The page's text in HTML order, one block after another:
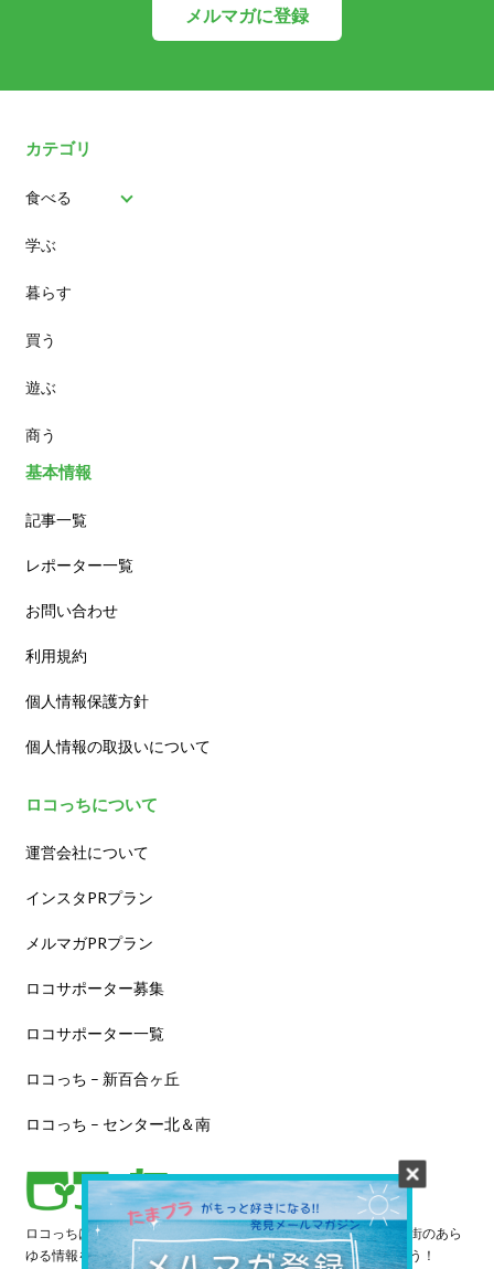
メルマガに登録
カテゴリ
食べる
パン
スイーツ
ランチ
カフェ
学ぶ
暮らす
買う
遊ぶ
商う
基本情報
記事一覧
レポーター一覧
お問い合わせ
利用規約
個人情報保護方針
個人情報の取扱いについて
ロコっちについて
運営会社について
インスタPRプラン
メルマガPRプラン
ロコサポーター募集
ロコサポーター一覧
ロコっち – 新百合ヶ丘
ロコっち – センター北＆南
ロコっちは、あなたのジモト体験を豊かにする情報サイトです。街のあら
ゆる情報を収集し、日々更新しています。早速情報を探してみよう！